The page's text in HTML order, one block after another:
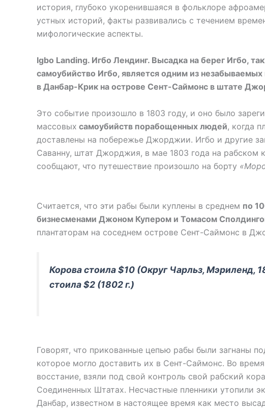
история, глубоко укоренившаяся в фольклоре
устных историй, факты развивались с течением
мифологические аспекты.
Igbo Landing. Игбо Лендинг. Высадка на берег Игбо,
самоубийство Игбо, является одним из
в Данбар-Крик на острове Сент-Саймонс в штате
Это событие произошло в 1803 году, и оно было
массовых самоубийств порабощенных людей, когда
доставлены на побережье Джорджии. Игбо и другие
Саванну, штат Джорджия, в мае 1803 года на рабском
сообщают, что путешествие произошло на борту
Считается, что эти рабы были куплены в среднем по
бизнесменами Джоном Купером и Томасом
плантаторам на соседнем острове Сент-Саймонс в
Корова стоила $10 (Округ Чарльз, Мэриленд,
стоила $2 (1802 г.)
Говорят, что прикованные цепью рабы были загнаны
которое могло доставить их в Сент-Саймонс. Во
восстание, взяли под свой контроль свой рабский
Соединенных Штатах. Несчастные пленники утопили
Данбар, известном в настоящее время как место